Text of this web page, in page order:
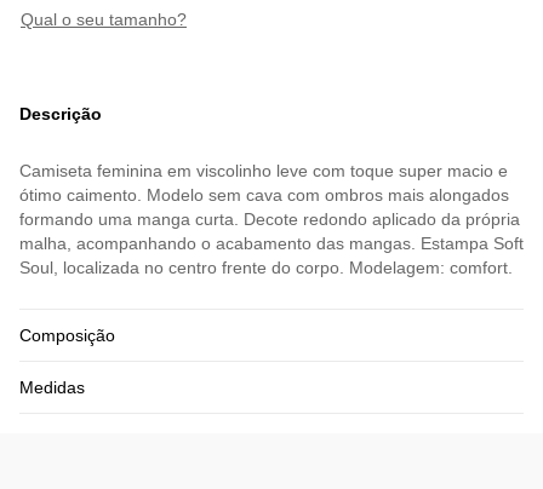
qual o seu tamanho?
Descrição
Camiseta feminina em viscolinho leve com toque super macio e
ótimo caimento. Modelo sem cava com ombros mais alongados
formando uma manga curta. Decote redondo aplicado da própria
malha, acompanhando o acabamento das mangas. Estampa Soft
Soul, localizada no centro frente do corpo. Modelagem: comfort.
Composição
Medidas